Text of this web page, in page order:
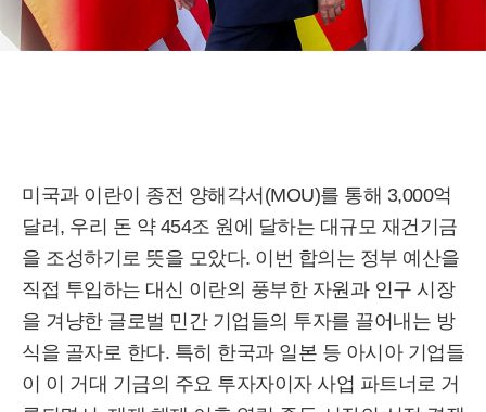
미국과 이란이 종전 양해각서(MOU)를 통해 3,000억
달러, 우리 돈 약 454조 원에 달하는 대규모 재건기금
을 조성하기로 뜻을 모았다. 이번 합의는 정부 예산을
직접 투입하는 대신 이란의 풍부한 자원과 인구 시장
을 겨냥한 글로벌 민간 기업들의 투자를 끌어내는 방
식을 골자로 한다. 특히 한국과 일본 등 아시아 기업들
이 이 거대 기금의 주요 투자자이자 사업 파트너로 거